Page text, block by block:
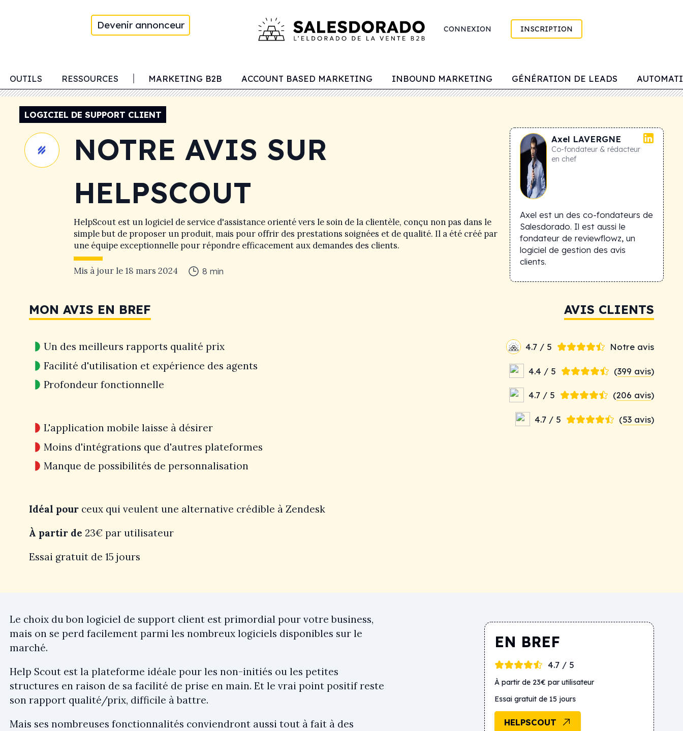
Devenir annonceur CONNEXION INSCRIPTION
OUTILS RESSOURCES MARKETING B2B ACCOUNT BASED MARKETING INBOUND MARKETING GÉNÉRATION DE LEADS
LOGICIEL DE SUPPORT CLIENT
NOTRE AVIS SUR
HELPSCOUT
HelpScout est un logiciel de service d'assistance orienté vers le soin de la clientèle, conçu non pas dans le
simple but de proposer un produit, mais pour offrir des prestations soignées et de qualité. Il a été créé par
une équipe exceptionnelle pour répondre efficacement aux demandes des clients.
Mis à jour le18 mars 2024 8 min
Axel LAVERGNE
Co-fondateur & rédacteur
en chef
Axel est un des co-fondateurs de
Salesdorado. Il est aussi le
fondateur de reviewflowz, un
logiciel de gestion des avis
clients.
MON AVIS EN BREF AVIS CLIENTS
Un des meilleurs rapports qualité prix
Facilité d'utilisation et expérience des agents
Profondeur fonctionnelle
L'application mobile laisse à désirer
Moins d'intégrations que d'autres plateformes
Manque de possibilités de personnalisation
Idéal pour ceux qui veulent une alternative crédible à Zendesk
À partir de 23€ par utilisateur
Essai gratuit de 15 jours
4.7 / 5 Notre avis
4.4 / 5 (399 avis)
4.7 / 5 (206 avis)
4.7 / 5 (53 avis)
EN BREF
4.7 / 5
À partir de 23€ par utilisateur
Essai gratuit de 15 jours
HELPSCOUT
Le choix du bon logiciel de support client est primordial pour votre business,
mais on se perd facilement parmi les nombreux logiciels disponibles sur le
marché.
Help Scout est la plateforme idéale pour les non-initiés ou les petites
structures en raison de sa facilité de prise en main. Et le vrai point positif reste
son rapport qualité/prix, difficile à battre.
Mais ses nombreuses fonctionnalités conviendront aussi tout à fait à des